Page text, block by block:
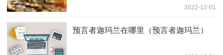
2022-12-01
预言者迦玛兰在哪里（预言者迦玛兰）